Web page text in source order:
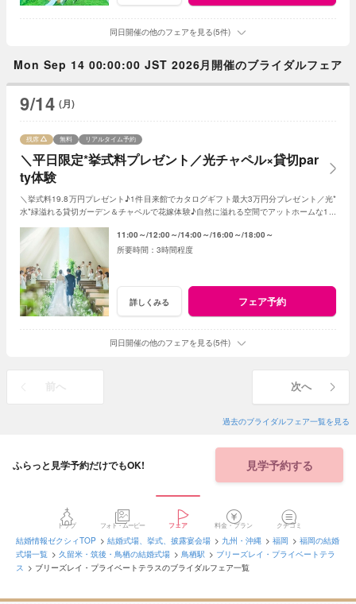
同日開催の他のフェアを見る(5件)
Mon Sep 14 00:00:00 JST 2026月開催のブライダルフェア
9/14 (月)
＼平日限定*挙式料プレゼント／光チャペル×貸切par
ty体験
残席 無料 リアルタイム予約
＼挙式料19.8万円プレゼント♪1件目来館でカタログギフト最大3万円分プレゼント／光*
水*緑溢れる貸切ガーデン＆チャペルで花嫁体験♪自然に溢れる空間でアットホームな1日
11:00～ 12:00～ 14:00～ 16:00～ 18:00～
3時間程度
詳しくみる フェア予約
同日開催の他のフェアを見る(5件)
前へ 次へ
過去のブライダルフェア一覧を見る
ふらっと見学予約だけでもOK! 見学予約する
トップ フォト・ムービー フェア 料金・プラン クチコミ
結婚情報ゼクシィTOP 結婚式場、挙式、披露宴会場 九州・沖縄 福岡
福岡の結婚
式場一覧
久留米・筑後・鳥栖の結婚式場 鳥栖駅
ブリーズレイ・プライベートテラ
ス
ブリーズレイ・プライベートテラスのブライダルフェア一覧